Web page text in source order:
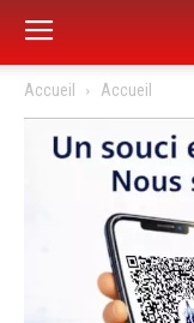
Accueil Accueil